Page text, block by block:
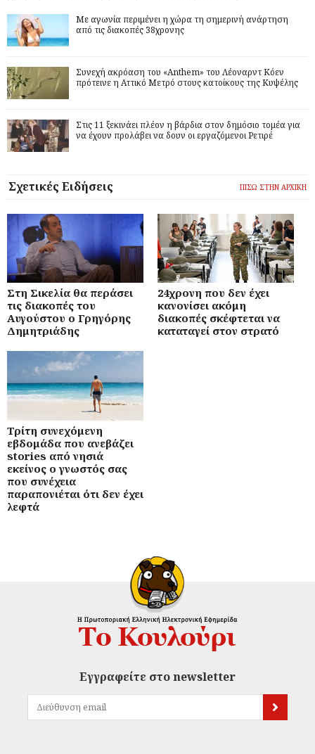
Με αγωνία περιμένει η χώρα τη σημερινή ανάρτηση
από τις διακοπές 38χρονης
Συνεχή ακρόαση του «Anthem» του Λέοναρντ Κόεν
πρότεινε η Αττικό Μετρό στους κατοίκους της Κυψέλης
Στις 11 ξεκινάει πλέον η βάρδια στον δημόσιο τομέα για
να έχουν προλάβει να δουν οι εργαζόμενοι Ρετιρέ
Σχετικές Ειδήσεις ΠΙΣΩ ΣΤΗΝ ΑΡΧΙΚΗ
Στη Σικελία θα περάσει
τις διακοπές του
Αυγούστου ο Γρηγόρης
Δημητριάδης
24χρονη που δεν έχει
κανονίσει ακόμη
διακοπές σκέφτεται να
καταταγεί στον στρατό
Τρίτη συνεχόμενη
εβδομάδα που ανεβάζει
stories από νησιά
εκείνος ο γνωστός σας
που συνέχεια
παραπονιέται ότι δεν έχει
λεφτά
Εγγραφείτε στο newsletter